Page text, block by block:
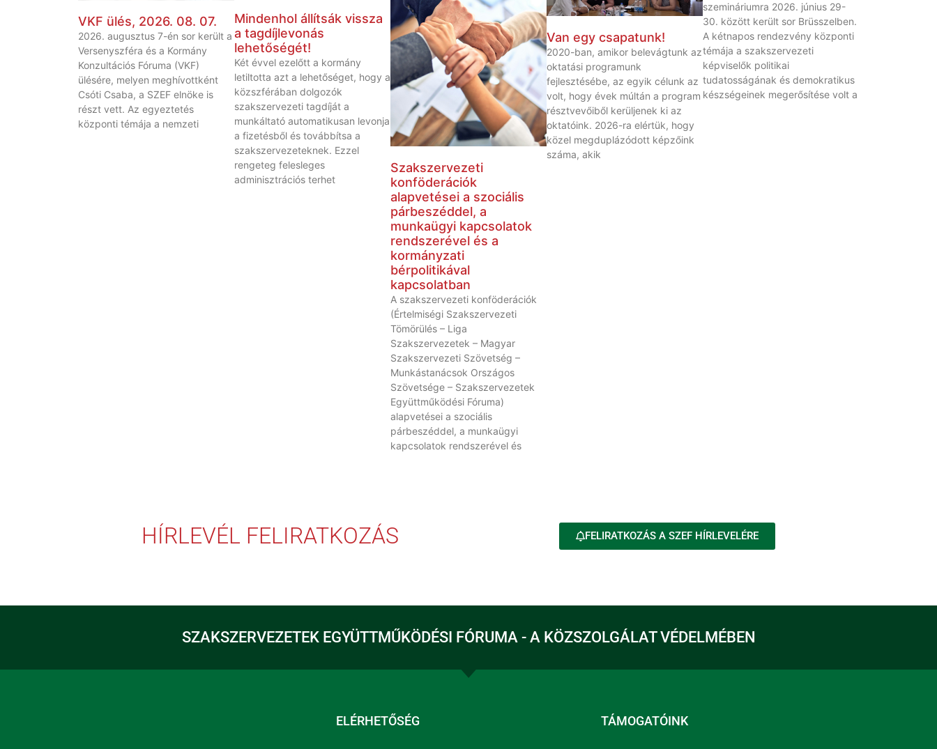
VKF ülés, 2026. 08. 07.
2026. augusztus 7-én sor került a
Versenyszféra és a Kormány
Konzultációs Fóruma (VKF)
ülésére, melyen meghívottként
Csóti Csaba, a SZEF elnöke is
részt vett. Az egyeztetés
központi témája a nemzeti
Mindenhol állítsák vissza
a tagdíjlevonás
lehetőségét!
Két évvel ezelőtt a kormány
letiltotta azt a lehetőséget, hogy a
közszférában dolgozók
szakszervezeti tagdíját a
munkáltató automatikusan levonja
a fizetésből és továbbítsa a
szakszervezeteknek. Ezzel
rengeteg felesleges
adminisztrációs terhet
Szakszervezeti
konföderációk
alapvetései a szociális
párbeszéddel, a
munkaügyi kapcsolatok
rendszerével és a
kormányzati
bérpolitikával
kapcsolatban
A szakszervezeti konföderációk
(Értelmiségi Szakszervezeti
Tömörülés – Liga
Szakszervezetek – Magyar
Szakszervezeti Szövetség –
Munkástanácsok Országos
Szövetsége – Szakszervezetek
Együttműködési Fóruma)
alapvetései a szociális
párbeszéddel, a munkaügyi
kapcsolatok rendszerével és
Van egy csapatunk!
2020-ban, amikor belevágtunk az
oktatási programunk
fejlesztésébe, az egyik célunk az
volt, hogy évek múltán a program
résztvevőiből kerüljenek ki az
oktatóink. 2026-ra elértük, hogy
közel megduplázódott képzőink
száma, akik
szemináriumra 2026. június 29-
30. között került sor Brüsszelben.
A kétnapos rendezvény központi
témája a szakszervezeti
képviselők politikai
tudatosságának és demokratikus
készségeinek megerősítése volt a
HÍRLEVÉL FELIRATKOZÁS FELIRATKOZÁS A SZEF HÍRLEVELÉRE
SZAKSZERVEZETEK EGYÜTTMŰKÖDÉSI FÓRUMA - A KÖZSZOLGÁLAT VÉDELMÉBEN
ELÉRHETŐSÉG TÁMOGATÓINK